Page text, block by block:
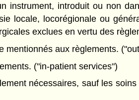
instrument, introduit ou non
locale, locorégionale ou
exclues en vertu des
aux règlements.
("in-patient services")
nécessaires, sauf les soins